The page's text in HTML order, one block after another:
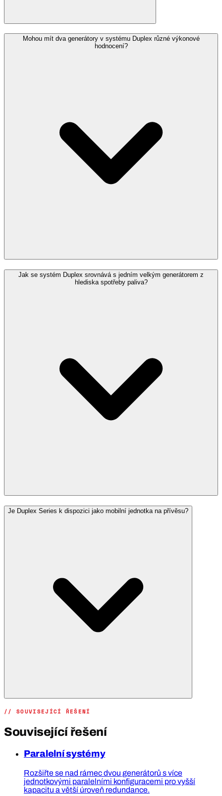
Mohou mít dva generátory v systému Duplex různé výkonové
hodnocení?
Jak se systém Duplex srovnává s jedním velkým generátorem z
hlediska spotřeby paliva?
Je Duplex Series k dispozici jako mobilní jednotka na přívěsu?
// SOUVISEJÍCÍ ŘEŠENÍ
Související řešení
Paralelní systémy
Rozšiřte se nad rámec dvou generátorů s více
jednotkovými paralelními konfiguracemi pro vyšší
kapacitu a větší úroveň redundance.